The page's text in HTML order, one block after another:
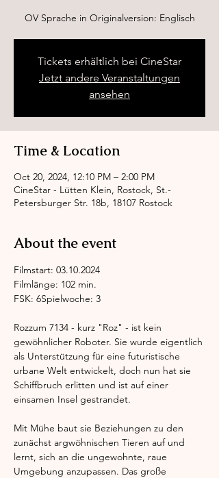
OV Sprache in Originalversion: Englisch
Tickets erhältlich bei CineStar
Jetzt andere Veranstaltungen
ansehen
Time & Location
Oct 20, 2024, 12:10 PM – 2:00 PM
CineStar - Lütten Klein, Rostock, St.-
Petersburger Str. 18b, 18107 Rostock
About the event
Filmstart: 03.10.2024
Filmlänge: 102 min.
FSK: 6Spielwoche: 3
Rozzum 7134 - kurz "Roz" - ist kein
gewöhnlicher Roboter. Sie wurde eigentlich
als Unterstützung für eine futuristische
urbane Welt entwickelt, doch nun hat sie
Schiffbruch erlitten und ist auf einer
einsamen Insel gestrandet.
Mit Mühe baut sie Beziehungen zu den
zunächst argwöhnischen Tieren auf und
lernt, sich an die ungewohnte, raue
Umgebung anzupassen. Das große